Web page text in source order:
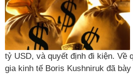
tỷ USD, và quyết định đi kiện. Về
gia kinh tế Boris Kushniruk đã